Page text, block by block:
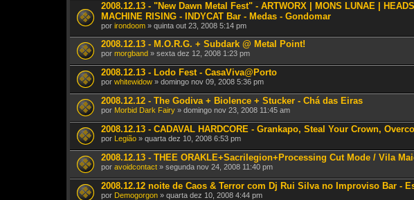
2008.12.13 - "New Dawn Metal Fest" - ARTWORX | MONS LUNAE |
MACHINE RISING - INDYCAT Bar - Medas - Gondomar
por irondoom » quinta out 23, 2008 5:14 pm
2008.12.13 - M.O.R.G. + Subdark @ Metal Point!
por morgband » sexta dez 12, 2008 1:23 pm
2008.12.13 - Lodo Fest - CasaViva@Porto
por whitewidow » domingo nov 09, 2008 5:36 pm
2008.12.12 - The Godiva + Biolence + Stucker - Chá das Eiras
por Morbid Dark Fairy » domingo nov 23, 2008 11:45 am
2008.12.13 - CADAVAL HARDCORE - Grankapo, Steal Your Crown,
por Legião » quarta dez 10, 2008 6:53 pm
2008.12.13 - THEE ORAKLE+Sacrilegion+Processing Cut Mode / Vila
por avoidcontact » segunda nov 24, 2008 11:40 pm
2008.12.12 noite de Caos & Terror com Dj Rui Silva no Improviso Bar -
por Demogorgon » quarta dez 10, 2008 4:44 pm